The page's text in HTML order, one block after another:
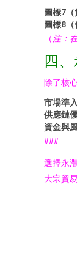
圖標7（
圖標8（
（注：
四
除了核
市場準
供應鏈
資金與
###
選擇永
大宗貿